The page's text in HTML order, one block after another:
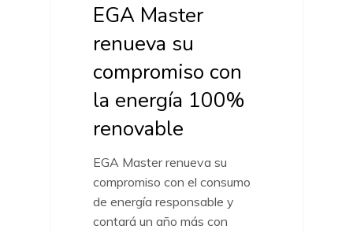
EGA Master
renueva su
compromiso con
la energía 100%
renovable
EGA Master renueva su
compromiso con el consumo
de energía responsable y
contará un año más con